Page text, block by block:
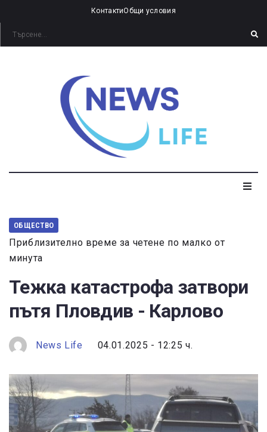
КонтактиОбщи условия
ОБЩЕСТВО
Приблизително време за четене по малко от
минута
Тежка катастрофа затвори
пътя Пловдив - Карлово
News Life 04.01.2025 - 12:25 ч.